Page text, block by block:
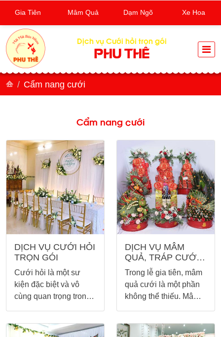
Dịch vụ Cưới hỏi trọn gói
PHU THÊ
Cẩm nang cưới
Cẩm nang cưới
DỊCH VỤ CƯỚI HỎI
TRỌN GÓI
Cưới hỏi là một sư
kiện đặc biệt và vô
cùng quan trọng trong
không chỉ để báo tin
DỊCH VỤ MÂM
QUẢ, TRÁP CƯỚI,
ĂN HỎI
Trong lễ gia tiên, mâm
quả cưới là một phần
không thể thiếu. Mâm
đến nhà gái thể hiện
Gia Tiên Mâm Quả Dạm Ngõ Xe Hoa